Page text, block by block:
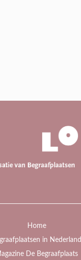
Home
in Nederland
De Begraafplaats